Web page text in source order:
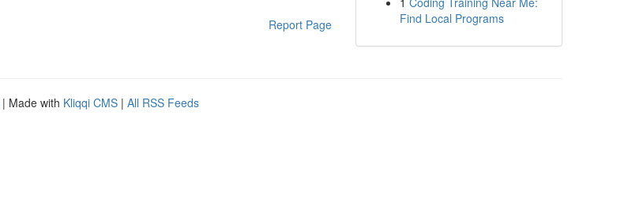
Report Page
Find Local Programs
| Made with Kliqqi CMS | All RSS Feeds